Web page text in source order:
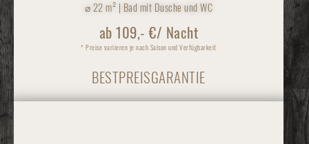
⌀ 22 m² | Bad mit Dusche und WC
ab 109,- €/ Nacht
* Preise variieren je nach Saison und Verfügbarkeit
BESTPREISGARANTIE